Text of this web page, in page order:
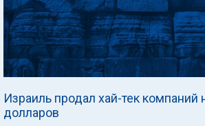
Израиль продал хай-тек компаний
долларов